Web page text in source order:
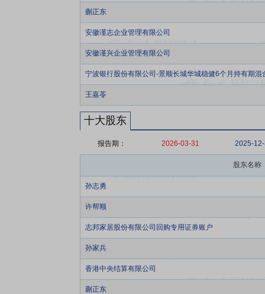
蒯正东
安徽谨志企业管理有限公司
安徽谨兴企业管理有限公司
宁波银行股份有限公司-景顺长城华城稳健6个月持有期混
王嘉苓
十大股东
报告期： 2026-03-31 2025-
股东名称
孙志勇
许帮顺
志邦家居股份有限公司回购专用证券账户
孙家兵
香港中央结算有限公司
蒯正东